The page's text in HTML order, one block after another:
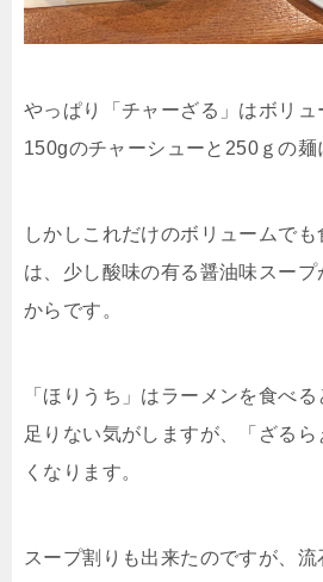
やっぱり「チャーざる」はボリュ
150gのチャーシューと250ｇの麺
しかしこれだけのボリュームで
は、少し酸味の有る醤油味スープ
からです。
「ほりうち」はラーメンを食べ
足りない気がしますが、「ざるら
くなります。
スープ割りも出来たのですが、